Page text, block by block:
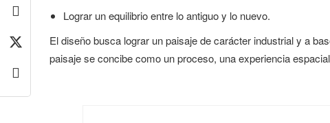
Lograr un equilibrio entre lo antiguo y lo nuevo.
El diseño busca lograr un paisaje de carácter industrial y a
paisaje se concibe como un proceso, una experiencia